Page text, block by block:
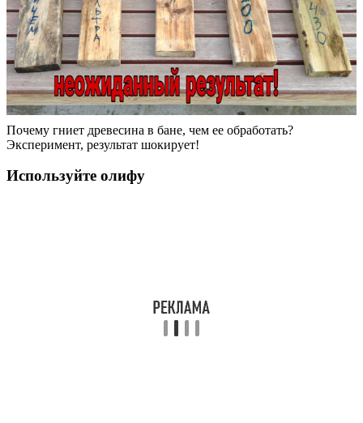
Почему гниет древесина в бане, чем ее обработать?
Эксперимент, результат шокирует!
Используйте олифу